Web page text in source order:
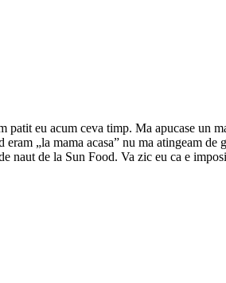
eu acum ceva timp. Ma apucase un
„la mama acasa” nu ma atingeam
naut de la Sun Food. Va zic eu ca e